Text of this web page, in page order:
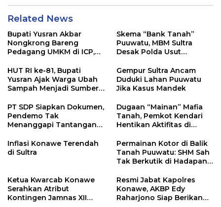
Related News
Bupati Yusran Akbar
Nongkrong Bareng
Pedagang UMKM di ICP,
Hidupkan Ekonomi
Kerakyatan
Skema “Bank Tanah”
Puuwatu, MBM Sultra
Desak Polda Usut
Kadin
HUT RI ke-81, Bupati
Yusran Ajak Warga Ubah
Sampah Menjadi Sumber
Gempur Sultra Ancam
Duduki Lahan Puuwatu
Jika Kasus Mandek
PT SDP Siapkan Dokumen,
Pendemo Tak
Menanggapi Tantangan
Dugaan “Mainan” Mafia
Tanah, Pemkot Kendari
Hentikan Aktifitas di
Inflasi Konawe Terendah
di Sultra
Permainan Kotor di Balik
Tanah Puuwatu: SHM Sah
Tak Berkutik di Hadapan
Ketua Kwarcab Konawe
Serahkan Atribut
Kontingen Jamnas XII
Resmi Jabat Kapolres
Konawe, AKBP Edy
Raharjono Siap Berikan